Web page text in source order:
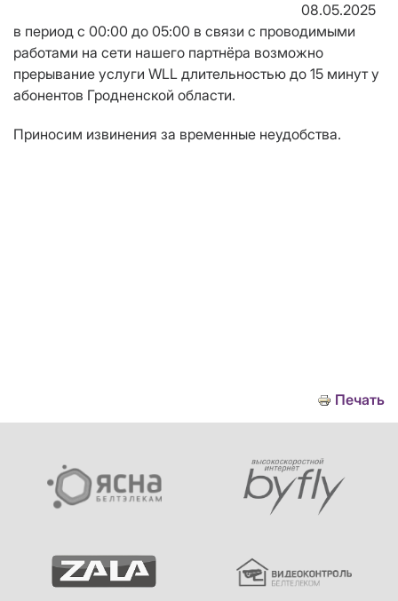
08.05.2025
в период с 00:00 до 05:00 в связи с проводимыми
работами на сети нашего партнёра возможно
прерывание услуги WLL длительностью до 15 минуту
абонентов Гродненской области.
Приносим извинения за временные неудобства.
Печать